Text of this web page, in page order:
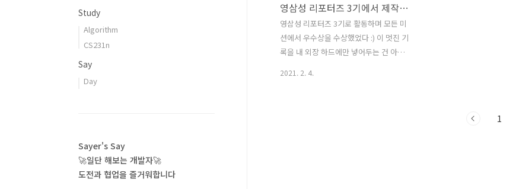
영삼성 리포터즈 3기에서 제작했던 콘텐츠들!
영삼성 리포터즈 3기로 활동하며 모든 미
션에서 우수상을 수상했었다 :) 이 멋진 기
록을 내 외장 하드에만 넣어두는 건 아까
2021. 2. 4.
1
Study
Algorithm
CS231n
Say
Day
Sayer's Say
🚀일단 해보는 개발자🚀
도전과 협업을 즐거워합니다